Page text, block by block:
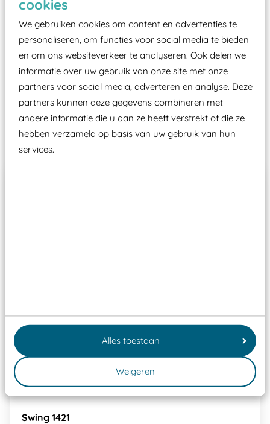
cookies
We gebruiken cookies om content en advertenties te
personaliseren, om functies voor social media te bieden
en om ons websiteverkeer te analyseren. Ook delen we
informatie over uw gebruik van onze site met onze
partners voor social media, adverteren en analyse. Deze
partners kunnen deze gegevens combineren met
andere informatie die u aan ze heeft verstrekt of die ze
hebben verzameld op basis van uw gebruik van hun
services.
Alles toestaan
Weigeren
moet zijn van een typekeuring, -plaatje en
certificering, uitgegeven door een Nederlands
aangewezen keuringsinstantie?
Wij ook speeltoestellen kunnen laten keuren zodat
ze toch binnen het Warenwetbesluit Attractie- en
Speeltoestellen vallen?
Past er goed bij
Swing 1421